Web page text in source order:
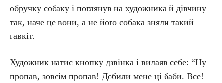
обручку собаку і поглянув на художника й дівчину
так, наче це вони, а не його собака зняли такий
гавкіт.
Художник натис кнопку дзвінка і вилаяв себе: “Ну
пропав, зовсім пропав! Добили мене ці баби. Все!